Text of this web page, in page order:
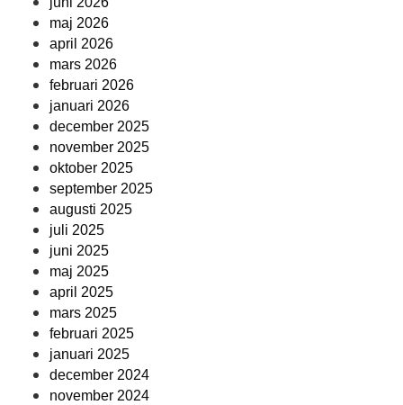
maj 2026
april 2026
mars 2026
februari 2026
januari 2026
december 2025
november 2025
oktober 2025
september 2025
augusti 2025
juli 2025
juni 2025
maj 2025
april 2025
mars 2025
februari 2025
januari 2025
december 2024
november 2024